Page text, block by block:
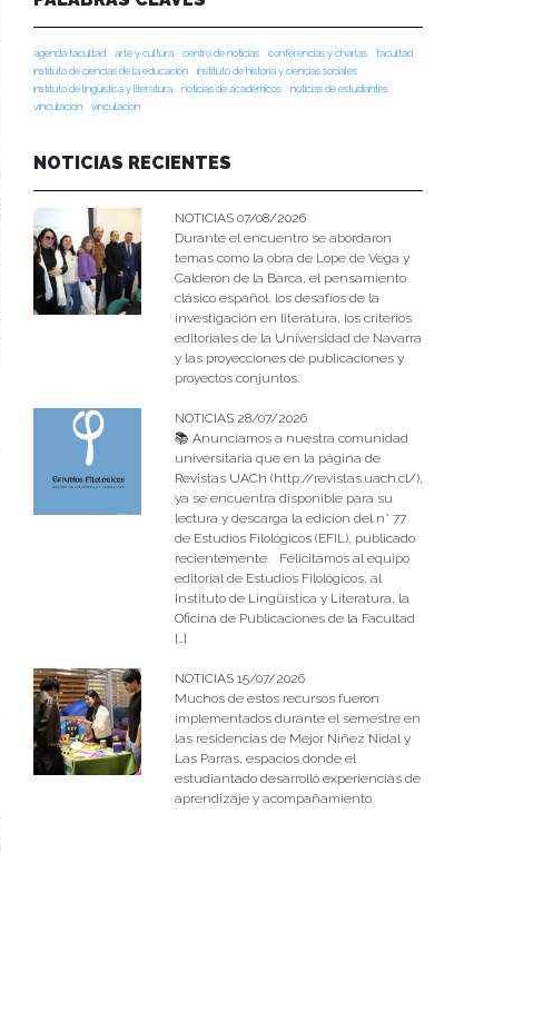
agenda facultad arte y cultura centro de noticias conferencias y charlas
facultad
instituto de ciencias de la educación
instituto de historia y ciencias sociales
instituto de lingüística y literatura
noticias de académicos
noticias de estudiantes
vinculacion
vinculación
NOTICIAS RECIENTES
NOTICIAS 07/08/2026
Durante el encuentro se abordaron
temas como la obra de Lope de Vega y
Calderón de la Barca, el pensamiento
clásico español, los desafíos de la
investigación en literatura, los criterios
editoriales de la Universidad de Navarra
y las proyecciones de publicaciones y
proyectos conjuntos.
NOTICIAS 28/07/2026
📚 Anunciamos a nuestra comunidad
universitaria que en la página de
Revistas UACh (http://revistas.uach.cl/),
ya se encuentra disponible para su
lectura y descarga la edición del n° 77
de Estudios Filológicos (EFIL), publicado
recientemente. Felicitamos al equipo
editorial de Estudios Filológicos, al
Instituto de Lingüística y Literatura, la
Oficina de Publicaciones de la Facultad
[…]
NOTICIAS 15/07/2026
Muchos de estos recursos fueron
implementados durante el semestre en
las residencias de Mejor Niñez Nidal y
Las Parras, espacios donde el
estudiantado desarrolló experiencias de
aprendizaje y acompañamiento.